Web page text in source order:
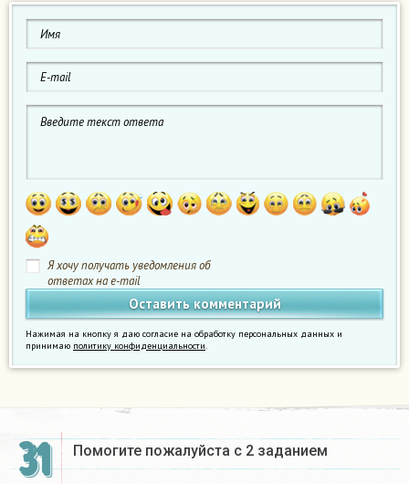
Я хочу получать уведомления об
ответах на e-mail
Нажимая на кнопку я даю согласие на обработку персональных данных и
принимаю политику конфиденциальности.
31 Помогите пожалуйста с 2 заданием ​